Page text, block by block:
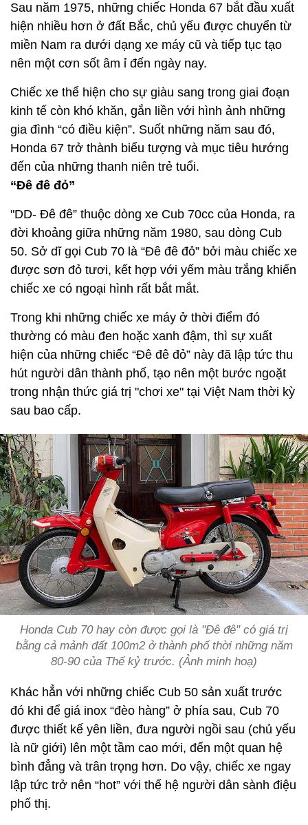
Sau năm 1975, những chiếc Honda 67 bắt đầu xuất
hiện nhiều hơn ở đất Bắc, chủ yếu được chuyển từ
miền Nam ra dưới dạng xe máy cũ và tiếp tục tạo
nên một cơn sốt âm ỉ đến ngày nay.
Chiếc xe thể hiện cho sự giàu sang trong giai đoạn
kinh tế còn khó khăn, gắn liền với hình ảnh những
gia đình “có điều kiện”. Suốt những năm sau đó,
Honda 67 trở thành biểu tượng và mục tiêu hướng
đến của những thanh niên trẻ tuổi.
“Đê đê đỏ”
"DD- Đê đê” thuộc dòng xe Cub 70cc của Honda, ra
đời khoảng giữa những năm 1980, sau dòng Cub
50. Sở dĩ gọi Cub 70 là “Đê đê đỏ” bởi màu chiếc xe
được sơn đỏ tươi, kết hợp với yếm màu trắng khiến
chiếc xe có ngoại hình rất bắt mắt.
Trong khi những chiếc xe máy ở thời điểm đó
thường có màu đen hoặc xanh đậm, thì sự xuất
hiện của những chiếc “Đê đê đỏ” này đã lập tức thu
hút người dân thành phố, tạo nên một bước ngoặt
trong nhận thức giá trị "chơi xe" tại Việt Nam thời kỳ
sau bao cấp.
Honda Cub 70 hay còn được gọi là "Đê đê" có giá trị
bằng cả mảnh đất 100m2 ở thành phố thời những năm
80-90 của Thế kỷ trước. (Ảnh minh hoạ)
Khác hẳn với những chiếc Cub 50 sản xuất trước
đó khi để giá inox “đèo hàng” ở phía sau, Cub 70
được thiết kế yên liền, đưa người ngồi sau (chủ yếu
là nữ giới) lên một tầm cao mới, đến một quan hệ
bình đẳng và trân trọng hơn. Do vậy, chiếc xe ngay
lập tức trở nên “hot” với thế hệ người dân sành điệu
phố thị.